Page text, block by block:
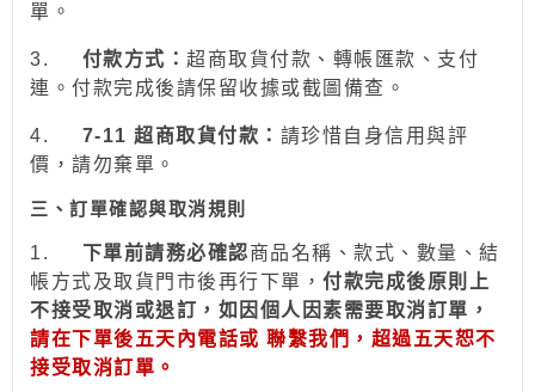
單。
3. 付款方式： 超商取貨付款、 轉帳 匯款、支付
連。付款完成後請保留收據或截圖備查。
4. 7-11 超商取貨付款： 請珍惜自身信用與評
價，請勿棄單。
三、訂單確認與取消規則
1. 下單前請務必確認商品名稱、款式、數量、結
帳方式及取貨門市後再行下單， 付款完成後原則上
不接受取消或退訂，如因個人因素需要取消訂單，
請在下單後五天內電話或 聯繫我們，超過五天恕不
接受取消訂單。